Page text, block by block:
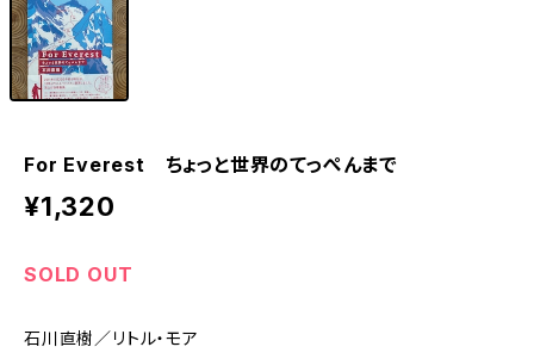
For Everest ちょっと世界のてっぺんまで
¥1,320
SOLD OUT
石川直樹／リトル・モア